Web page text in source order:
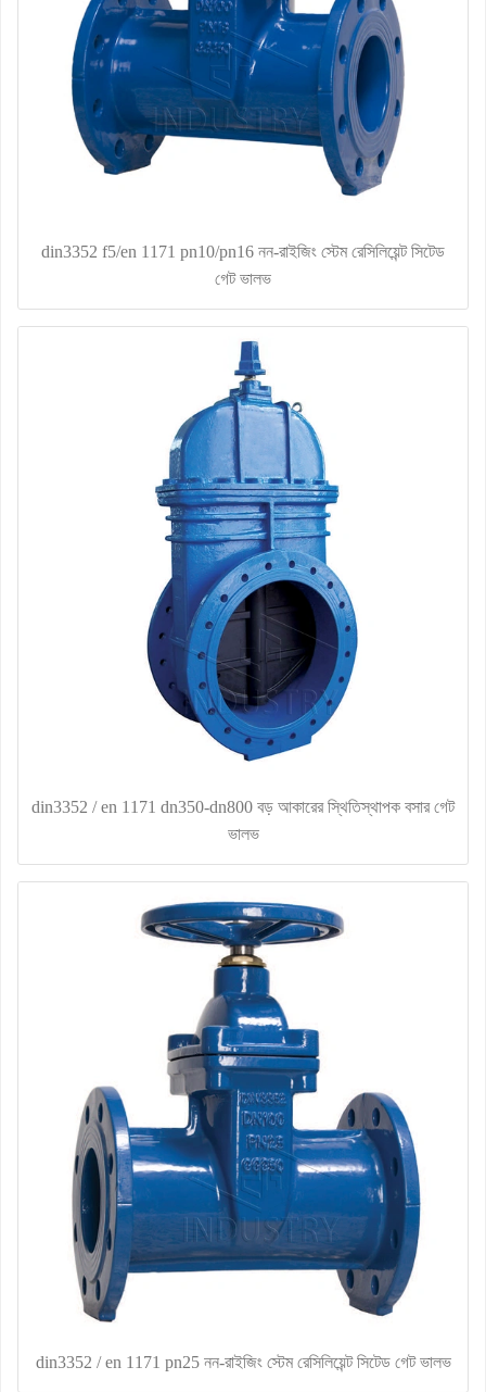
din3352 f5/en 1171 pn10/pn16 নন-রাইজিং স্টেম রেসিলিয়েন্ট সিটেড
গেট ভালভ
din3352 / en 1171 dn350-dn800 বড় আকারের স্থিতিস্থাপক বসার গেট
ভালভ
din3352 / en 1171 pn25 নন-রাইজিং স্টেম রেসিলিয়েন্ট সিটেড গেট ভালভ